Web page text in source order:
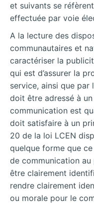
et suivants se
effectuée par voie
A la lecture des
communautaires et
caractériser la
qui est d’assurer la
service, ainsi que par
doit être adressé à
communication est
doit satisfaire à un
20 de la loi LCEN
quelque forme que
de communication
être clairement
rendre clairement
ou morale pour le